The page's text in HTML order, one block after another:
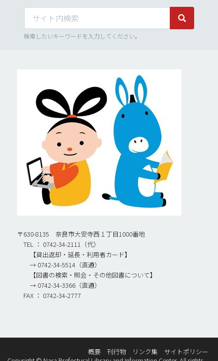
サイト内検索 サイト内
検索したいキーワードを入力してください。
〒630-8135 奈良市大安寺西１丁目1000番地
TEL ： 0742-34-2111（代）
【貸出返却・延長・利用者カード】
→ 0742-34-5514（直通）
【図書の検索・照会・その他図書について】
→ 0742-34-3366（直通）
FAX ： 0742-34-2777
概要 刊行物 リンク集
サイトポリシー